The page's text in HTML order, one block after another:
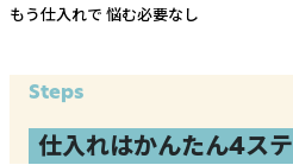
もう仕入れで 悩む必要なし
Steps
仕入れはかんたん4ス